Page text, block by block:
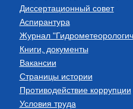
Диссертационный совет
Аспирантура
Журнал
Книги, документы
Вакансии
Страницы истории
Противодействие коррупции
Условия труда